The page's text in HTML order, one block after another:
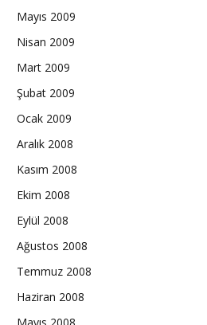
Mayıs 2009
Nisan 2009
Mart 2009
Şubat 2009
Ocak 2009
Aralık 2008
Kasım 2008
Ekim 2008
Eylül 2008
Ağustos 2008
Temmuz 2008
Haziran 2008